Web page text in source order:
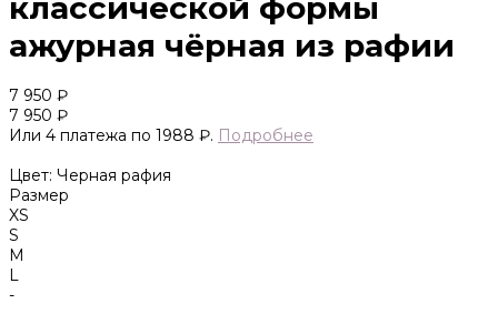
ажурная чёрная из рафии
7 950 ₽
7 950 ₽
Или 4 платежа по 1988 ₽. Подробнее
Цвет: Черная рафия
Размер
XS
S
M
L
-